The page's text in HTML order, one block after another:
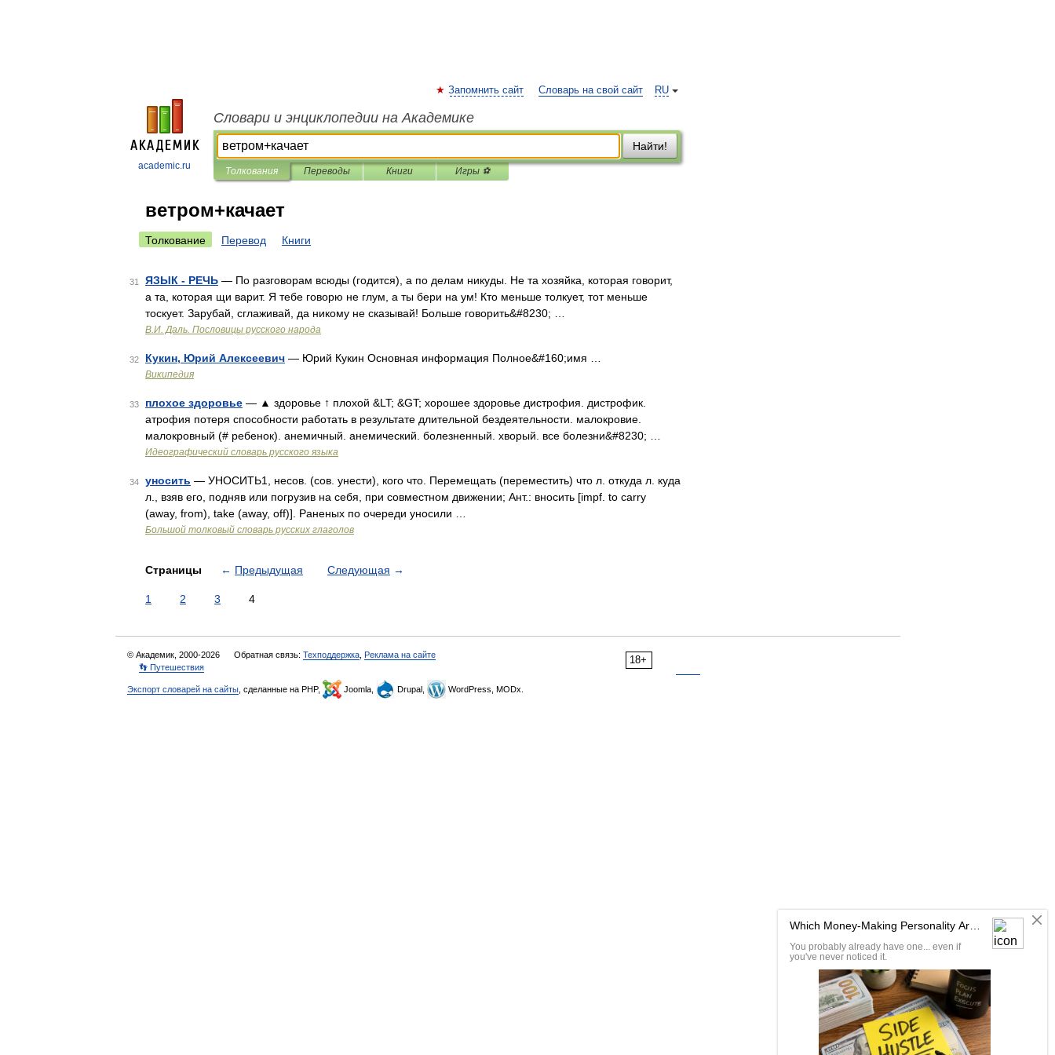
academic.ru
RU
Запомнить сайт Словарь на свой сайт
Словари и энциклопедии на Академике
Найти!
Толкования Переводы Книги Игры ⚽
ветром+качает
Толкование Перевод Книги
31 ЯЗЫК - РЕЧЬ — По разговорам всюды (годится), а по делам никуды. Не та хозяйка, которая говорит,
а та, которая щи варит. Я тебе говорю не глум, а ты бери на ум! Кто меньше толкует, тот меньше
тоскует. Зарубай, сглаживай, да никому не сказывай! Больше говорить&#8230; …
В.И. Даль. Пословицы русского народа
32 Кукин, Юрий Алексеевич — Юрий Кукин Основная информация Полное&#160;имя …
Википедия
33 плохое здоровье — ▲ здоровье ↑ плохой &LT; &GT; хорошее здоровье дистрофия. дистрофик.
атрофия потеря способности работать в результате длительной бездеятельности. малокровие.
малокровный (# ребенок). анемичный. анемический. болезненный. хворый. все болезни&#8230; …
Идеографический словарь русского языка
34 уносить — УНОСИТЬ1, несов. (сов. унести), кого что. Перемещать (переместить) что л. откуда л. куда
л., взяв его, подняв или погрузив на себя, при совместном движении; Ант.: вносить [impf. to carry
(away, from), take (away, off)]. Раненых по очереди уносили …
Большой толковый словарь русских глаголов
Страницы ← Предыдущая Следующая →
1 2 3 4
18+
© Академик, 2000-2026 Обратная связь: Техподдержка Реклама на сайте
👣 Путешествия
Экспорт словарей на сайты , сделанные на PHP, Joomla, Drupal, WordPress, MODx.